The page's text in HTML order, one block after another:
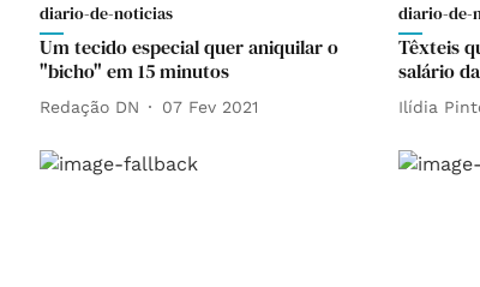
diario-de-noticias
Um tecido especial quer aniquilar o
"bicho" em 15 minutos
Redação DN 07 Fev 2021
diario-de-
Têxteis
salário
Ilídia